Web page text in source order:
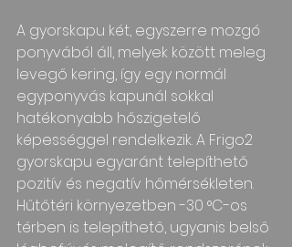
A gyorskapu két, egyszerre mozgó
ponyvából áll, melyek között meleg
levegő kering, így egy normál
egyponyvás kapunál sokkal
hatékonyabb hőszigetelő
képességgel rendelkezik. A Frigo2
gyorskapu egyaránt telepíthető
pozitív és negatív hőmérsékleten.
Hűtőtéri környezetben -30 °C-os
térben is telepíthető, ugyanis belső